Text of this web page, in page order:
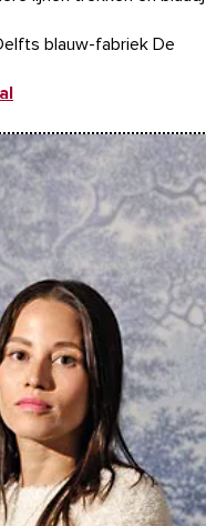
blauw-fabriek De